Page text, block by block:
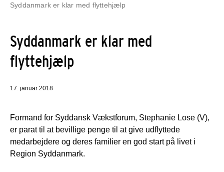
Syddanmark er klar med flyttehjælp
Syddanmark er klar med
flyttehjælp
17. januar 2018
Formand for Syddansk Vækstforum, Stephanie Lose (V),
er parat til at bevillige penge til at give udflyttede
medarbejdere og deres familier en god start på livet i
Region Syddanmark.